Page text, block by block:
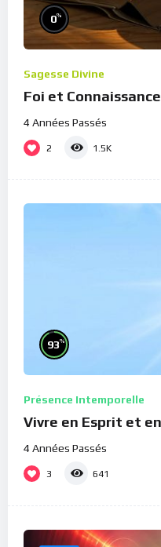
0%
Sagesse Divine
Foi et Connaissance
4 Années Passés
2 1.5K
93%
Présence Intemporelle
Vivre en Esprit et
4 Années Passés
3 641